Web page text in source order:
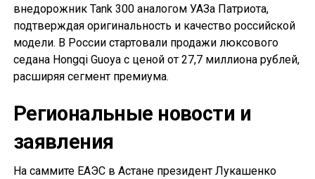
внедорожник Tank 300 аналогом УАЗа Патриота,
подтверждая оригинальность и качество российской
модели. В России стартовали продажи люксового
седана Hongqi Guoya с ценой от 27,7 миллиона рублей,
расширяя сегмент премиума.
Региональные новости и
заявления
На саммите ЕАЭС в Астане президент Лукашенко